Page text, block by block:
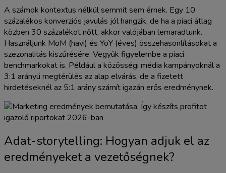
A számok kontextus nélkül semmit sem érnek. Egy 10
százalékos konverziós javulás jól hangzik, de ha a piaci átlag
közben 30 százalékot nőtt, akkor valójában lemaradtunk.
Használjunk MoM (havi) és YoY (éves) összehasonlításokat a
szezonalitás kiszűrésére. Vegyük figyelembe a piaci
benchmarkokat is. Például a közösségi média kampányoknál a
3:1 arányú megtérülés az alap elvárás, de a fizetett
hirdetéseknél az 5:1 arány számít igazán erős eredménynek.
Adat-storytelling: Hogyan adjuk el az
eredményeket a vezetőségnek?